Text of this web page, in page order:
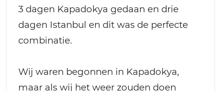
3 dagen Kapadokya gedaan en drie
dagen Istanbul en dit was de perfecte
combinatie.
Wij waren begonnen in Kapadokya,
maar als wij het weer zouden doen